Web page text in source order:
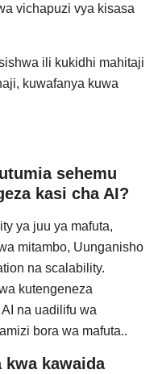
vichapuzi vya kisasa
ili kukidhi mahitaji
kuwafanya kuwa
sehemu
kasi cha AI?
ya juu ya mafuta,
mitambo, Uunganisho
na scalability.
kutengeneza
na uadilifu wa
bora wa mafuta..
kwa kawaida